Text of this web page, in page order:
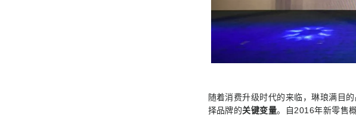
随着消费升级时代的来临，琳琅满目
择品牌的关键变量。自2016年新零售